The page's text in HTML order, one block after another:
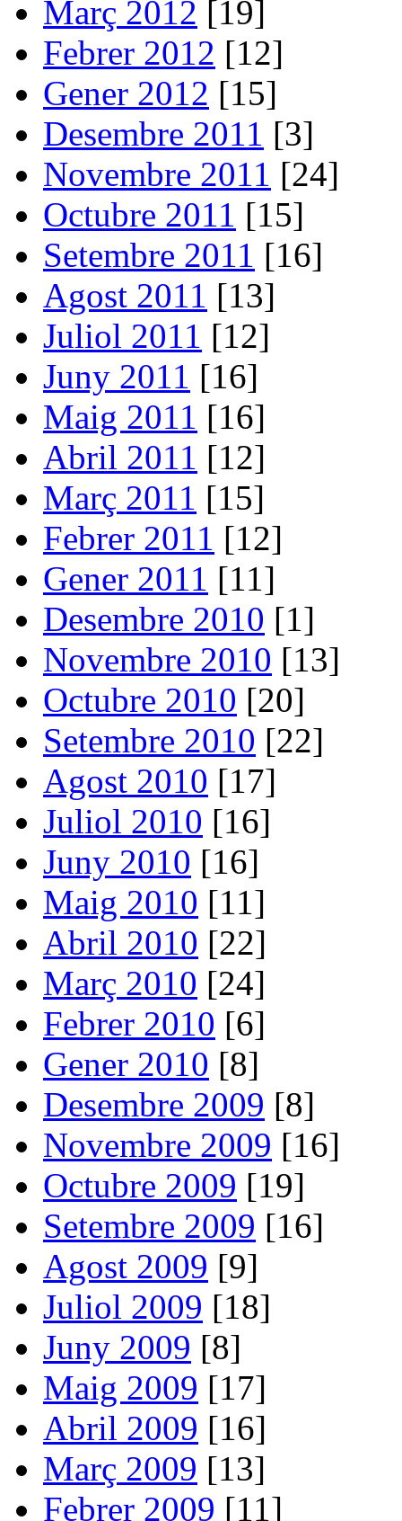
Març 2012 [19]
Febrer 2012 [12]
Gener 2012 [15]
Desembre 2011 [3]
Novembre 2011 [24]
Octubre 2011 [15]
Setembre 2011 [16]
Agost 2011 [13]
Juliol 2011 [12]
Juny 2011 [16]
Maig 2011 [16]
Abril 2011 [12]
Març 2011 [15]
Febrer 2011 [12]
Gener 2011 [11]
Desembre 2010 [1]
Novembre 2010 [13]
Octubre 2010 [20]
Setembre 2010 [22]
Agost 2010 [17]
Juliol 2010 [16]
Juny 2010 [16]
Maig 2010 [11]
Abril 2010 [22]
Març 2010 [24]
Febrer 2010 [6]
Gener 2010 [8]
Desembre 2009 [8]
Novembre 2009 [16]
Octubre 2009 [19]
Setembre 2009 [16]
Agost 2009 [9]
Juliol 2009 [18]
Juny 2009 [8]
Maig 2009 [17]
Abril 2009 [16]
Març 2009 [13]
Febrer 2009 [11]